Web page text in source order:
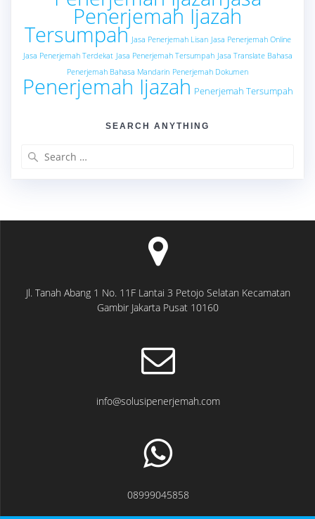
Penerjemah Ijazah
Tersumpah Jasa Penerjemah Lisan Jasa Penerjemah Online
Jasa Penerjemah Terdekat Jasa Penerjemah Tersumpah Jasa Translate Bahasa
Penerjemah Bahasa Mandarin Penerjemah Dokumen
Penerjemah Ijazah Penerjemah Tersumpah
SEARCH ANYTHING
Jl. Tanah Abang 1 No. 11F Lantai 3 Petojo Selatan Kecamatan
Gambir Jakarta Pusat 10160
info@solusipenerjemah.com
08999045858